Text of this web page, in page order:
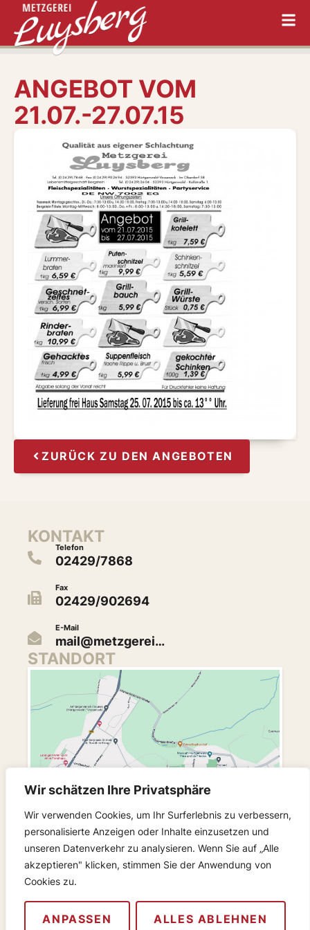
Wir schätzen Ihre Privatsphäre
Wir verwenden Cookies, um Ihr Surferlebnis zu verbessern,
personalisierte Anzeigen oder Inhalte einzusetzen und
unseren Datenverkehr zu analysieren. Wenn Sie auf „Alle
akzeptieren" klicken, stimmen Sie der Anwendung von
Cookies zu.
ANPASSEN ALLES ABLEHNEN
ANGEBOT VOM
21.07.-27.07.15
ZURÜCK ZU DEN ANGEBOTEN
KONTAKT
Telefon
02429/7868
Fax
02429/902694
E-Mail
mail@metzgerei…
STANDORT
FOLGEN SIE UNS
© 2024 Metzgerei Luysberg StartseiteKontaktZusatzstoffe
Datenschutz Impressum